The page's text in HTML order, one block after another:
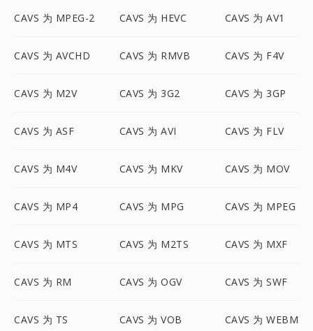
CAVS 为 MPEG-2 CAVS 为 HEVC CAVS 为 AV1
CAVS 为 AVCHD CAVS 为 RMVB CAVS 为 F4V
CAVS 为 M2V CAVS 为 3G2 CAVS 为 3GP
CAVS 为 ASF CAVS 为 AVI CAVS 为 FLV
CAVS 为 M4V CAVS 为 MKV CAVS 为 MOV
CAVS 为 MP4 CAVS 为 MPG CAVS 为 MPEG
CAVS 为 MTS CAVS 为 M2TS CAVS 为 MXF
CAVS 为 RM CAVS 为 OGV CAVS 为 SWF
CAVS 为 TS CAVS 为 VOB CAVS 为 WEBM